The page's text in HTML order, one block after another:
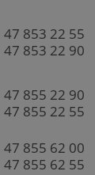
47 853 22 55
47 853 22 90
47 855 22 90
47 855 22 55
47 855 62 00
47 855 62 55